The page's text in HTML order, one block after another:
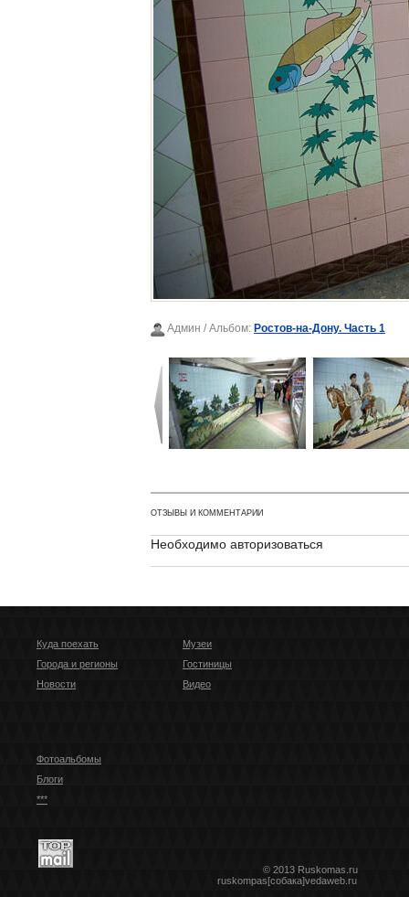
Админ / Альбом: Ростов-на-Дону. Часть 1
ОТЗЫВЫ И КОММЕНТАРИИ
Необходимо авторизоваться
Куда поехать
Города и регионы
Новости
Музеи
Гостиницы
Видео
Фотоальбомы
Блоги
***
© 2013 Ruskomas.ru
ruskompas[собака]vedaweb.ru